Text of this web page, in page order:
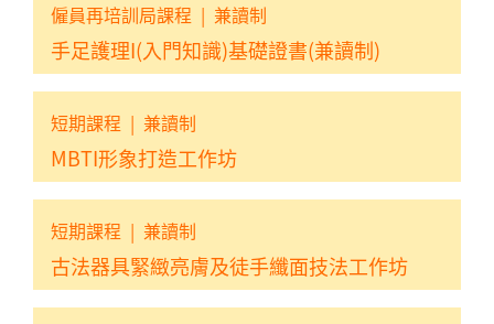
僱員再培訓局課程 | 兼讀制
手足護理I(入門知識)基礎證書(兼讀制)
短期課程 | 兼讀制
MBTI形象打造工作坊
短期課程 | 兼讀制
古法器具緊緻亮膚及徒手纖面技法工作坊